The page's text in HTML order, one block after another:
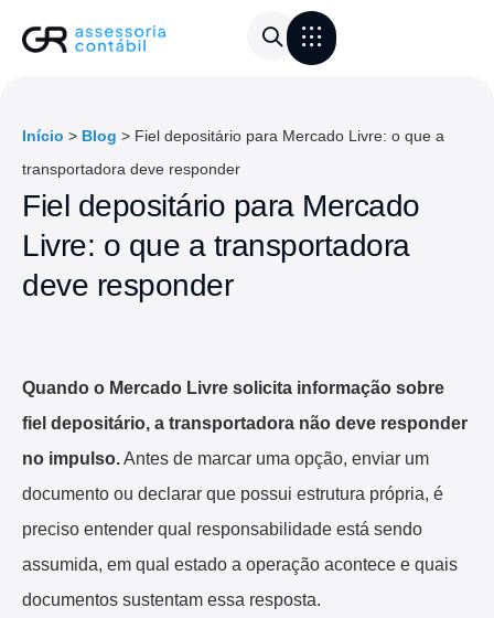
Início > Blog > Fiel depositário para Mercado Livre: o que a
transportadora deve responder
Fiel depositário para Mercado
Livre: o que a transportadora
deve responder
Quando o Mercado Livre solicita informação sobre
fiel depositário, a transportadora não deve responder
no impulso.Antes de marcar uma opção, enviar um
documento ou declarar que possui estrutura própria, é
preciso entender qual responsabilidade está sendo
assumida, em qual estado a operação acontece e quais
documentos sustentam essa resposta.